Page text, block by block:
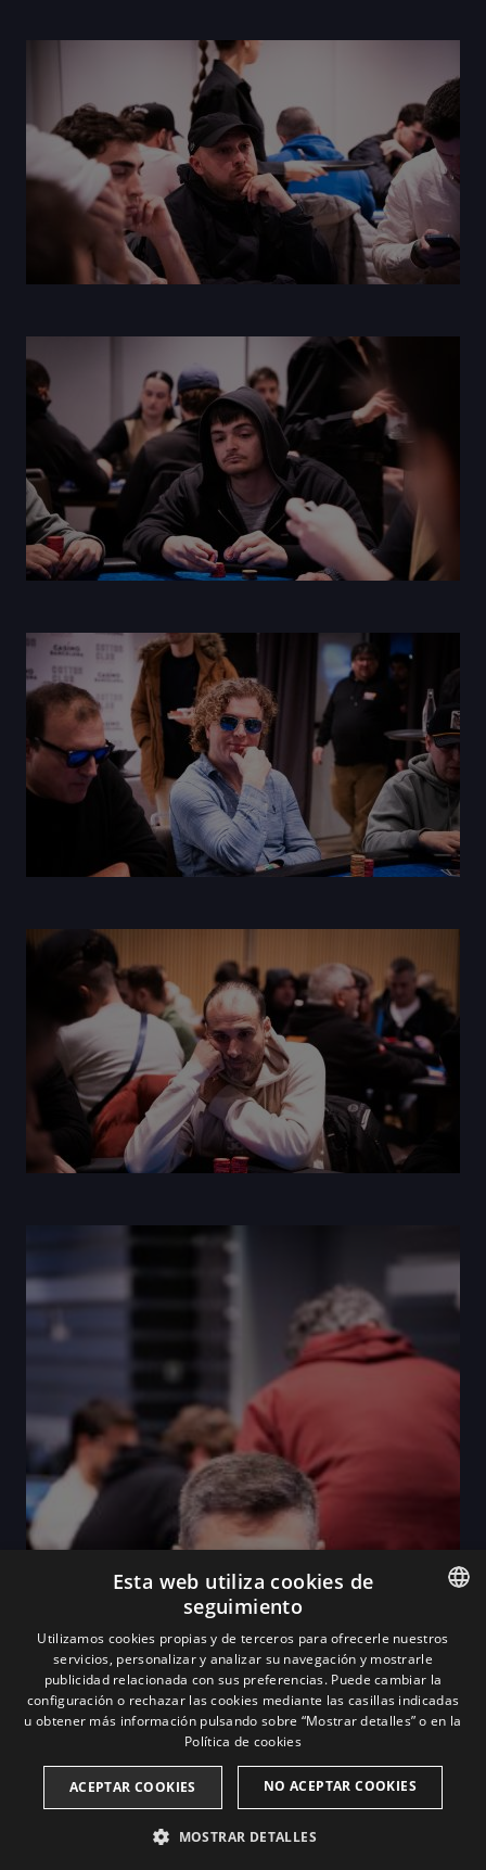
ENGLISH
Esta web utiliza cookies de
seguimiento
Utilizamos cookies propias y de terceros para ofrecerle nuestros
servicios, personalizar y analizar su navegación y mostrarle
publicidad relacionada con sus preferencias. Puede cambiar la
configuración o rechazar las cookies mediante las casillas indicadas
u obtener más información pulsando sobre “Mostrar detalles” o en la
Política de cookies
ACEPTAR COOKIES NO ACEPTAR COOKIES
MOSTRAR DETALLES